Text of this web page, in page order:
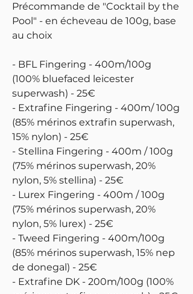
Précommande de "Cocktail by the
Pool" - en écheveau de 100g, base
au choix
- BFL Fingering - 400m/100g
(100% bluefaced leicester
superwash) - 25€
- Extrafine Fingering - 400m/ 100g
(85% mérinos extrafin superwash,
15% nylon) - 25€
- Stellina Fingering - 400m / 100g
(75% mérinos superwash, 20%
nylon, 5% stellina) - 25€
- Lurex Fingering - 400m / 100g
(75% mérinos superwash, 20%
nylon, 5% lurex) - 25€
- Tweed Fingering - 400m/100g
(85% mérinos superwash, 15% nep
de donegal) - 25€
- Extrafine DK - 200m/100g (100%